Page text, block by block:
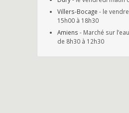
Villers-Bocage - le
15h00 à 18h30
Amiens - Marché sur
de 8h30 à 12h30